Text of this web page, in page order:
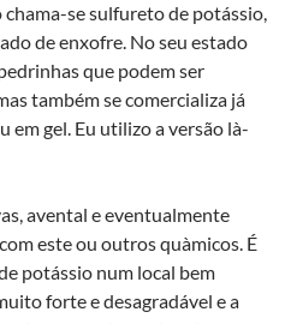
se sulfureto de potássio,
de enxofre. No seu estado
que podem ser
também se comercializa já
em gel. Eu utilizo a versão là­
avental e eventualmente
este ou outros quà­micos. É
potássio num local bem
forte e desagradável e a